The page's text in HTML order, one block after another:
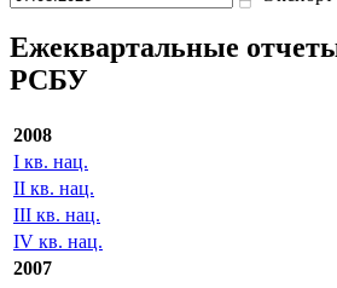
Ежеквартальные
РСБУ
2008
I кв. нац.
II кв. нац.
III кв. нац.
IV кв. нац.
2007